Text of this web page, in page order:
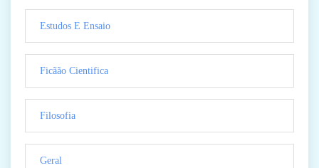
Estudos E Ensaio
Ficãão Cientifica
Filosofia
Geral